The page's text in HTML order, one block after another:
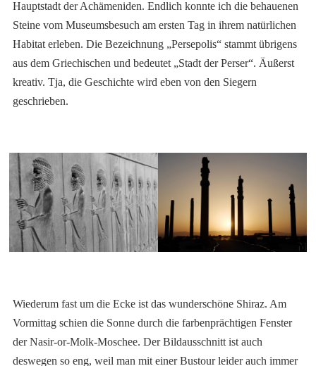
Hauptstadt der Achämeniden. Endlich konnte ich die behauenen
Steine vom Museumsbesuch am ersten Tag in ihrem natürlichen
Habitat erleben. Die Bezeichnung „Persepolis“ stammt übrigens
aus dem Griechischen und bedeutet „Stadt der Perser“. Äußerst
kreativ. Tja, die Geschichte wird eben von den Siegern
geschrieben.
Wiederum fast um die Ecke ist das wunderschöne Shiraz. Am
Vormittag schien die Sonne durch die farbenprächtigen Fenster
der Nasir-or-Molk-Moschee. Der Bildausschnitt ist auch
deswegen so eng, weil man mit einer Bustour leider auch immer